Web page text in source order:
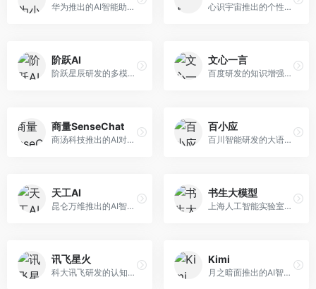
华为推出的AI智能助手网页端，深度整合鸿蒙生态和华为云服务。面向华为设备用户，支持语音交互、智能问答、设备控制等功能，与华为硬件生态无缝衔接。 心识宇宙推出的个性化AI伴侣，专注于情感交互和个人助理服务。面向个人用户，支持日程管理、情感陪伴、知识问答等功能，交互体验人性化。
阶跃AI
阶跃星辰研发的多模态大模型平台，支持文本、图像、视频的综合理解与生成。面向创作者和企业客户，提供内容创作、智能分析等服务，多模态能力突出。
文心一言
百度研发的知识增强大语言模型，深度融合百度知识图谱和搜索能力。面向中文用户，提供知识问答、文本创作、逻辑推理等服务，中文语境理解准确，知识覆盖面广。
商量SenseChat
商汤科技推出的AI对话平台，结合计算机视觉和自然语言处理技术。面向企业用户和开发者，支持多模态交互，视觉理解能力强，适合智能客服和内容创作场景。
百小应
百川智能研发的大语言模型助手，专注于中文理解和生成。面向中文用户，提供知识问答、文本创作、代码辅助等服务，模型参数规模大，中文表达流畅自然。
天工AI
昆仑万维推出的AI智能助手，集成搜索、对话、创作等多种能力。面向普通用户和内容创作者，支持联网搜索、文本生成、图像理解等功能，响应速度快，免费使用。
书生大模型
上海人工智能实验室研发的开源大模型系列，支持多尺度和多模态。面向研究机构和开发者，开源生态完善，学术研究背景深厚，适合科研和定制开发。
讯飞星火
科大讯飞研发的认知智能大模型，深度融合语音识别和自然语言处理技术。面向企业用户和教育领域，提供语音交互、文档处理、代码生成等服务，中文语音识别准确率高。
Kimi
月之暗面推出的AI智能助手，核心优势在于超长文本处理能力，支持20万字以上文档分析。面向学术研究者、职场人士和内容创作者，提供文档解读、PPT生成、联网搜索等综合服务。